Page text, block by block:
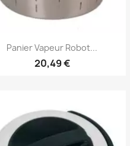
Aperçu rapide
Panier Vapeur Robot...
20,49 €